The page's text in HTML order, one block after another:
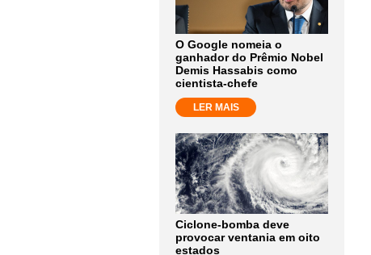
O Google nomeia o
ganhador do Prêmio Nobel
Demis Hassabis como
cientista-chefe
LER MAIS
Ciclone-bomba deve
provocar ventania em oito
estados